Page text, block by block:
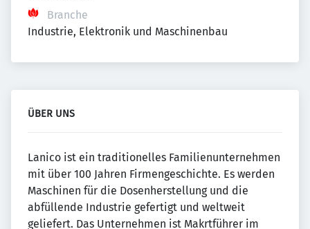
Branche
Industrie, Elektronik und Maschinenbau
ÜBER UNS
Lanico ist ein traditionelles Familienunternehmen
mit über 100 Jahren Firmengeschichte. Es werden
Maschinen für die Dosenherstellung und die
abfüllende Industrie gefertigt und weltweit
geliefert. Das Unternehmen ist Makrtführer im